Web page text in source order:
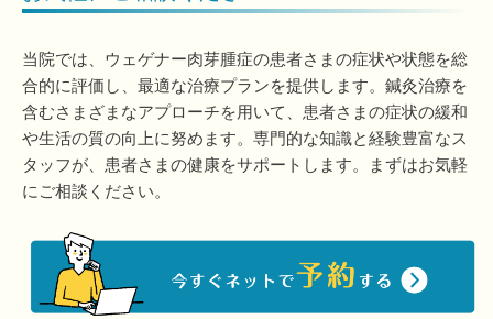
当院では、ウェゲナー肉芽腫症の患者さまの症状や状態を総
合的に評価し、最適な治療プランを提供します。鍼灸治療を
含むさまざまなアプローチを用いて、患者さまの症状の緩和
や生活の質の向上に努めます。専門的な知識と経験豊富なス
タッフが、患者さまの健康をサポートします。まずはお気軽
にご相談ください。